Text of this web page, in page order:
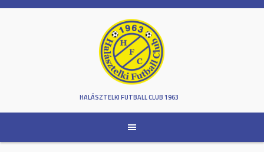
Skip
HALÁSZTELKI FUTBALL CLUB 1963